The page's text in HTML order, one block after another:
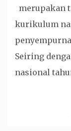
merupakan
kurikulum
Seiring
nasional